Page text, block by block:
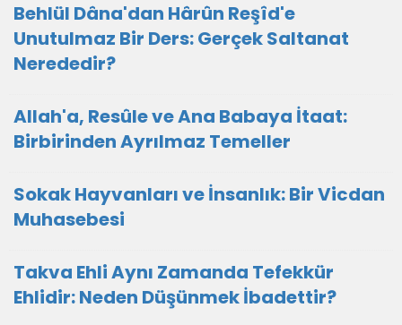
Behlül Dâna'dan Hârûn Reşîd'e
Unutulmaz Bir Ders: Gerçek Saltanat
Nerededir?
Allah'a, Resûle ve Ana Babaya İtaat:
Birbirinden Ayrılmaz Temeller
Sokak Hayvanları ve İnsanlık: Bir Vicdan
Muhasebesi
Takva Ehli Aynı Zamanda Tefekkür
Ehlidir: Neden Düşünmek İbadettir?